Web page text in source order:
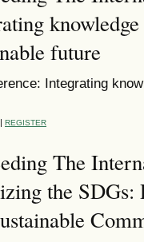
future
Integrating
| REGISTER
The
the SDGs: